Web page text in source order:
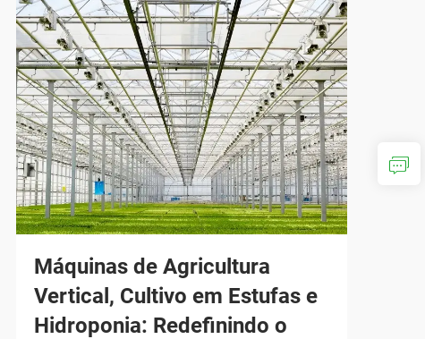
Máquinas de Agricultura
Vertical, Cultivo em Estufas e
Hidroponia: Redefinindo o